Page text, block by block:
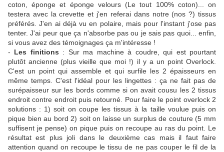
coton, éponge et éponge velours (Le tout 100% coton)... on
testera avec la crevette et j'en referai dans notre (nos ?) tissus
préférés. J'en ai déjà vu en polaire, mais pour l'instant j'ose pas
tenter. J'ai peur que ça n'absorbe pas ou je sais pas quoi... enfin,
si vous avez des témoignages ça m'intéresse !
- Les finitions : Sur ma machine à coudre, qui est pourtant
plutôt ancienne (plus vieille que moi !) il y a un point Overlock.
C'est un point qui assemble et qui surfile les 2 épaisseurs en
même temps. C'est l'idéal pour les lingettes : ça ne fait pas de
surépaisseur sur les bords comme si on avait cousu les 2 tissus
endroit contre endroit puis retourné. Pour faire le point overlock 2
solutions : 1) soit on coupe les tissus à la taille voulue puis on
pique bien au bord 2) soit on laisse un surplus de couture (5 mm
suffisent je pense) on pique puis on recoupe au ras du point. Le
résultat est plus joli dans le deuxième cas mais il faut faire
attention quand on recoupe le tissu de ne pas couper le fil de la